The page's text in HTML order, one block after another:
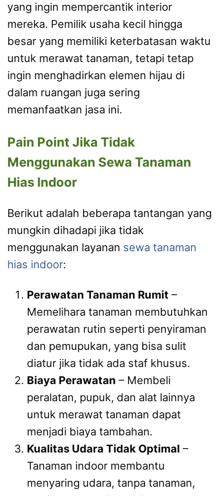
yang ingin mempercantik interior
mereka. Pemilik usaha kecil hingga
besar yang memiliki keterbatasan waktu
untuk merawat tanaman, tetapi tetap
ingin menghadirkan elemen hijau di
dalam ruangan juga sering
memanfaatkan jasa ini.
Pain Point Jika Tidak
Menggunakan Sewa Tanaman
Hias Indoor
Berikut adalah beberapa tantangan yang
mungkin dihadapi jika tidak
menggunakan layanan sewa tanaman
hias indoor:
Perawatan Tanaman Rumit –
Memelihara tanaman membutuhkan
perawatan rutin seperti penyiraman
dan pemupukan, yang bisa sulit
diatur jika tidak ada staf khusus.
Biaya Perawatan – Membeli
peralatan, pupuk, dan alat lainnya
untuk merawat tanaman dapat
menjadi biaya tambahan.
Kualitas Udara Tidak Optimal –
Tanaman indoor membantu
menyaring udara, tanpa tanaman,